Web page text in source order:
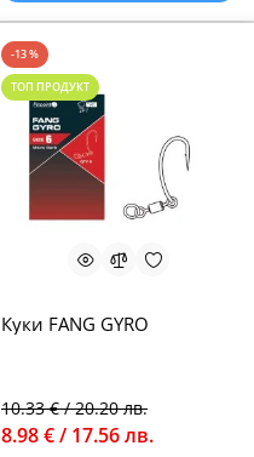
-13 %
ТОП ПРОДУКТ
Куки FANG GYRO
10.33 € / 20.20 лв.
8.98 € / 17.56 лв.